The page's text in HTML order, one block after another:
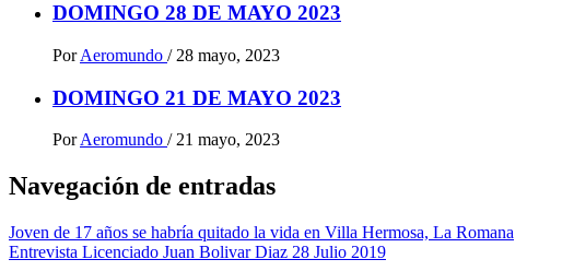
DOMINGO 28 DE MAYO 2023
Por Aeromundo / 28 mayo, 2023
DOMINGO 21 DE MAYO 2023
Por Aeromundo / 21 mayo, 2023
Navegación de entradas
Joven de 17 años se habría quitado la vida en Villa Hermosa, La Romana
Entrevista Licenciado Juan Bolivar Diaz 28 Julio 2019